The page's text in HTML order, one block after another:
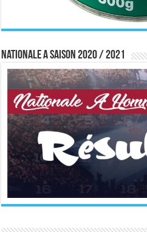
Nationale A saison 2020 / 2021